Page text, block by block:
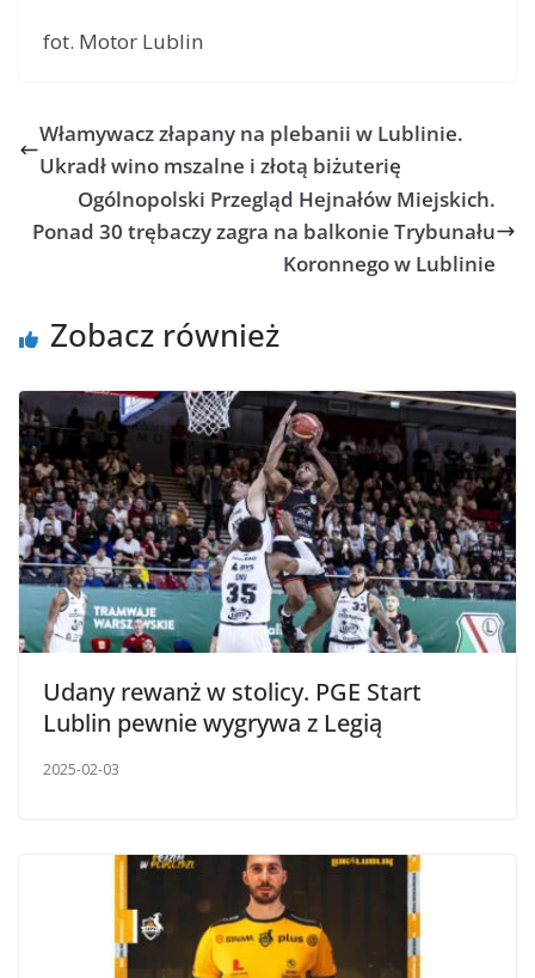
fot. Motor Lublin
Włamywacz złapany na plebanii w Lublinie.
Ukradł wino mszalne i złotą biżuterię
Ogólnopolski Przegląd Hejnałów Miejskich.
Ponad 30 trębaczy zagra na balkonie Trybunału
Koronnego w Lublinie
Zobacz również
Udany rewanż w stolicy. PGE Start
Lublin pewnie wygrywa z Legią
2025-02-03